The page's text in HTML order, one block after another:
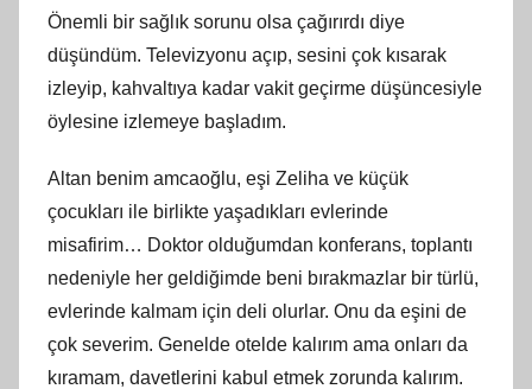
Önemli bir sağlık sorunu olsa çağırırdı diye
düşündüm. Televizyonu açıp, sesini çok kısarak
izleyip, kahvaltıya kadar vakit geçirme düşüncesiyle
öylesine izlemeye başladım.
Altan benim amcaoğlu, eşi Zeliha ve küçük
çocukları ile birlikte yaşadıkları evlerinde
misafirim… Doktor olduğumdan konferans, toplantı
nedeniyle her geldiğimde beni bırakmazlar bir türlü,
evlerinde kalmam için deli olurlar. Onu da eşini de
çok severim. Genelde otelde kalırım ama onları da
kıramam, davetlerini kabul etmek zorunda kalırım.